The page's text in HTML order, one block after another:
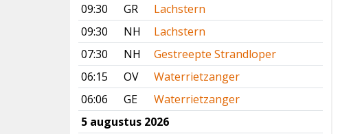
09:30
GR
Lachstern
09:30
NH
Lachstern
07:30
NH
Gestreepte Strandloper
06:15
OV
Waterrietzanger
06:06
GE
Waterrietzanger
5 augustus 2026